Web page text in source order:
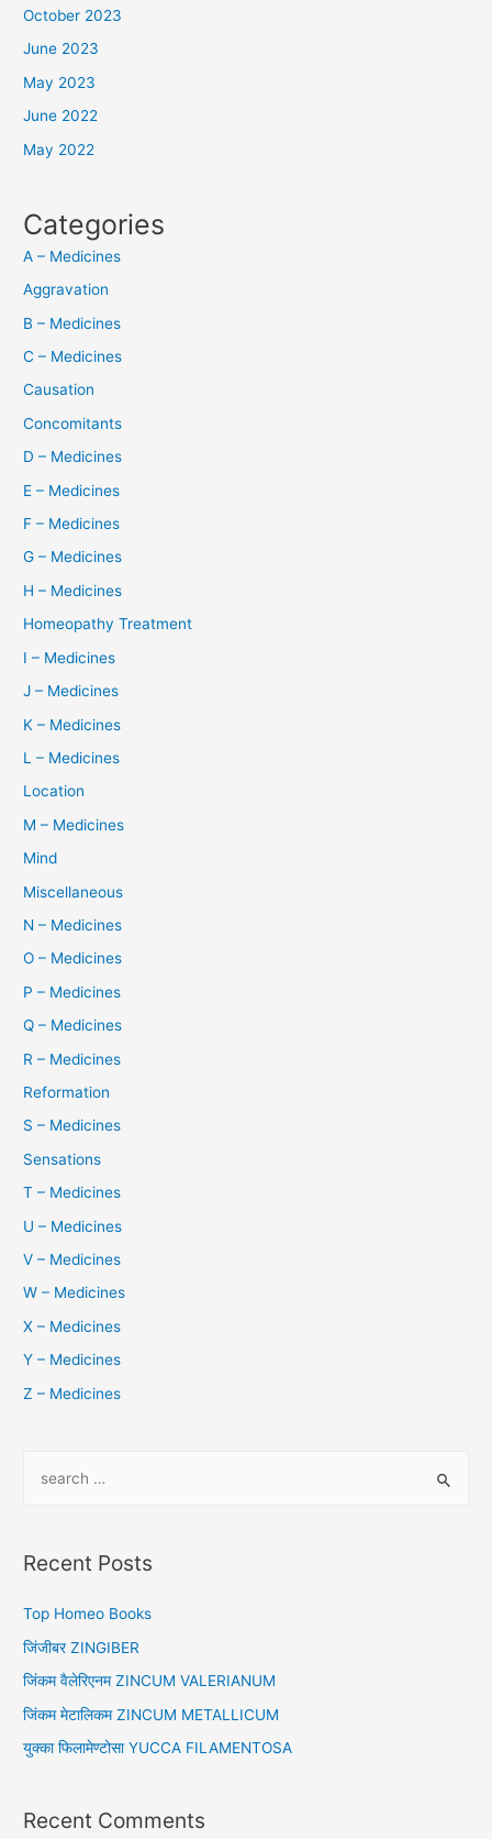
October 2023
June 2023
May 2023
June 2022
May 2022
Categories
A – Medicines
Aggravation
B – Medicines
C – Medicines
Causation
Concomitants
D – Medicines
E – Medicines
F – Medicines
G – Medicines
H – Medicines
Homeopathy Treatment
I – Medicines
J – Medicines
K – Medicines
L – Medicines
Location
M – Medicines
Mind
Miscellaneous
N – Medicines
O – Medicines
P – Medicines
Q – Medicines
R – Medicines
Reformation
S – Medicines
Sensations
T – Medicines
U – Medicines
V – Medicines
W – Medicines
X – Medicines
Y – Medicines
Z – Medicines
r
h
f
o
Recent Posts
Top Homeo Books
जिंजीबर ZINGIBER
जिंकम वैलेरिएनम ZINCUM VALERIANUM
जिंकम मेटालिकम ZINCUM METALLICUM
युक्का फिलामेण्टोसा YUCCA FILAMENTOSA
Recent Comments